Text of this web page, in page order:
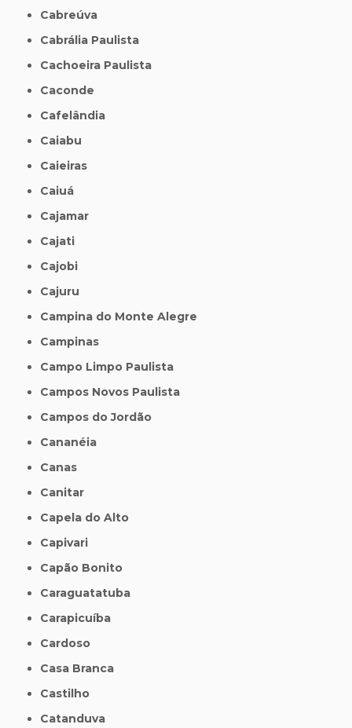
Cabreúva
Cabrália Paulista
Cachoeira Paulista
Caconde
Cafelândia
Caiabu
Caieiras
Caiuá
Cajamar
Cajati
Cajobi
Cajuru
Campina do Monte Alegre
Campinas
Campo Limpo Paulista
Campos Novos Paulista
Campos do Jordão
Cananéia
Canas
Canitar
Capela do Alto
Capivari
Capão Bonito
Caraguatatuba
Carapicuíba
Cardoso
Casa Branca
Castilho
Catanduva